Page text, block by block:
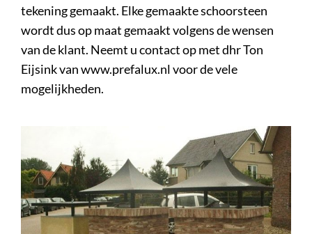
tekening gemaakt. Elke gemaakte schoorsteen
wordt dus op maat gemaakt volgens de wensen
van de klant. Neemt u contact op met dhr Ton
Eijsink van www.prefalux.nl voor de vele
mogelijkheden.